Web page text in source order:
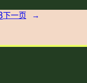
下一页 →